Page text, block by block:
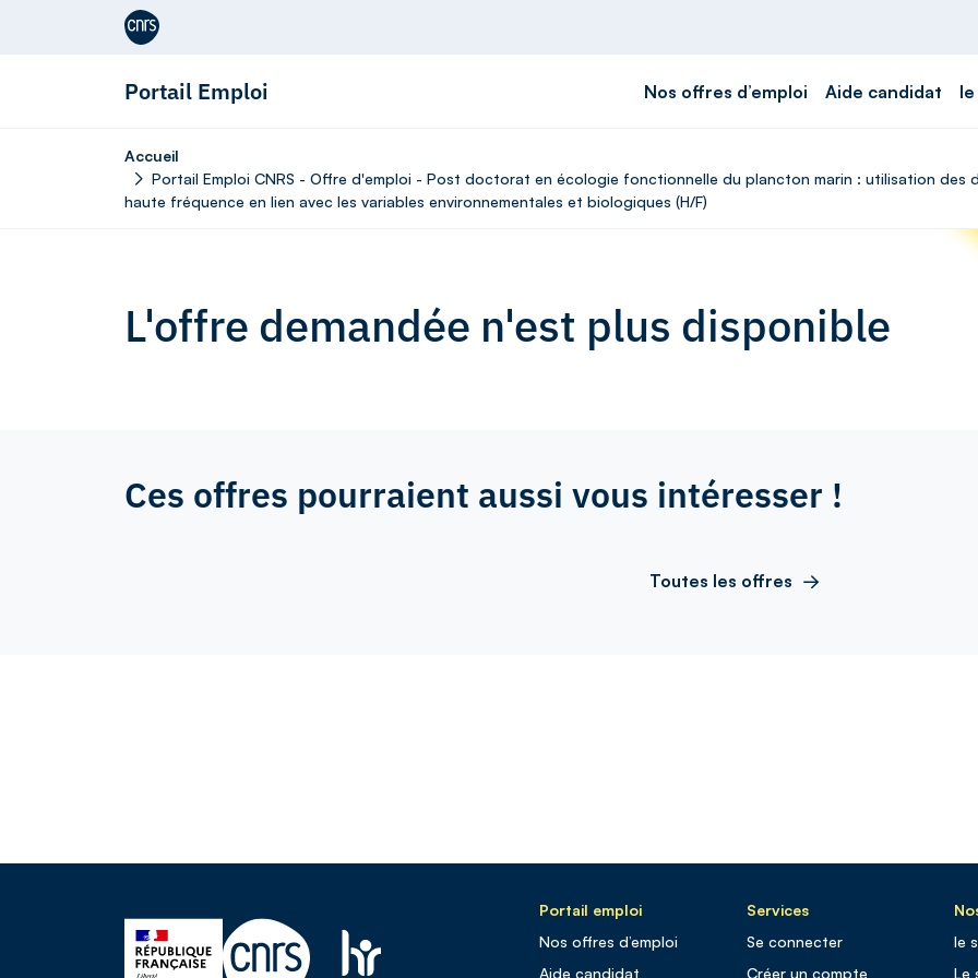
Aller au contenu
Portail Emploi Nos offres d’emploi Aide candidat
Accueil
Portail Emploi CNRS - Offre d'emploi - Post doctorat en écologie fonctionnelle du plancton marin : utilisation des
haute fréquence en lien avec les variables environnementales et biologiques (H/F)
L'offre demandée n'est plus disponible
Ces offres pourraient aussi vous intéresser !
Toutes les offres
Portail emploi
Nos offres d’emploi
Aide candidat
Services
Se connecter
Créer un compte
le
Le